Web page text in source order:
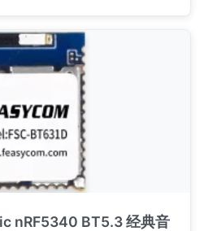
nRF5340 BT5.3 经典音